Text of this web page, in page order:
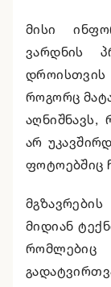
მისი
ვარდნის
როგორც
არ
ფოტოებშიც
მიდიან